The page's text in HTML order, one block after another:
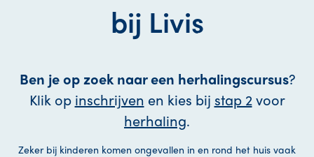
bij Livis
Ben je op zoek naar een herhalingscursus?
Klik op inschrijven en kies bij stap 2voor
herhaling.
Zeker bij kinderen komen ongevallen in en rond het huis vaak